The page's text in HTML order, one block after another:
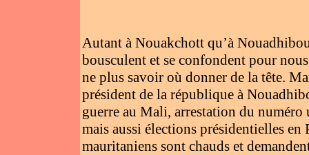
Autant à Nouakchott qu’à
bousculent et se confondent pour
ne plus savoir où donner de la tête.
président de la république à
guerre au Mali, arrestation du
mais aussi élections présidentielles en
mauritaniens sont chauds et